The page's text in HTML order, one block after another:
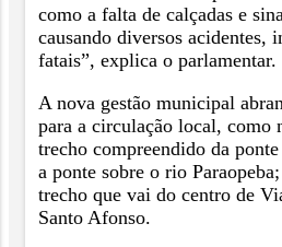
como a falta de calçadas e
causando diversos acidentes,
fatais”, explica o parlamentar.
A nova gestão municipal
para a circulação local, como
trecho compreendido da
a ponte sobre o rio
trecho que vai do centro de
Santo Afonso.